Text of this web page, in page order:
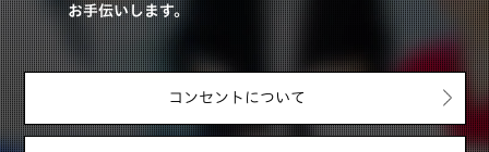
お手伝いします。
コンセントについて